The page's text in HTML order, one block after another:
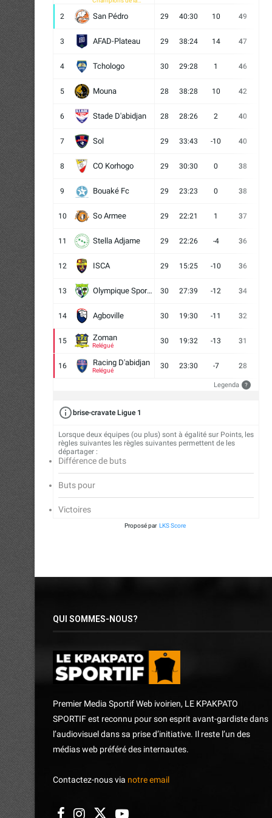
2 San Pédro 29 40:30 10 49
3 AFAD-Plateau 29 38:24 14 47
4 Tchologo 30 29:28 1 46
5 Mouna 28 38:28 10 42
6 Stade D'abidjan 28 28:26 2 40
7 Sol 29 33:43 -10 40
8 CO Korhogo 29 30:30 0 38
9 Bouaké Fc 29 23:23 0 38
10 So Armee 29 22:21 1 37
11 Stella Adjame 29 22:26 -4 36
12 ISCA 29 15:25 -10 36
13 Olympique Sport d'Abobo FC 30 27:39 -12 34
14 Agboville 30 19:30 -11 32
15 Zoman
Relégué
30 19:32 -13 31
16 Racing D'abidjan
Relégué
30 23:30 -7 28
Legenda ?
brise-cravate Ligue 1
Lorsque deux équipes (ou plus) sont à égalité sur Points, les
règles suivantes les règles suivantes permettent de les
départager :
Différence de buts
Buts pour
Victoires
Proposé par LKS Score
QUI SOMMES-NOUS?
Premier Media Sportif Web ivoirien, LE KPAKPATO
SPORTIF est reconnu pour son esprit avant-gardiste dans
l’audiovisuel dans sa prise d’initiative. Il reste l’un des
médias web préféré des internautes.
Contactez-nous via notre email